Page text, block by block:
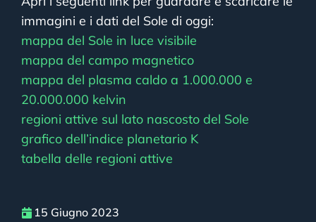
immagini e i dati del Sole di oggi:
mappa del Sole in luce visibile
mappa del campo magnetico
mappa del plasma caldo a 1.000.000 e
20.000.000 kelvin
regioni attive sul lato nascosto del Sole
grafico dell’indice planetario K
tabella delle regioni attive
15 Giugno 2023